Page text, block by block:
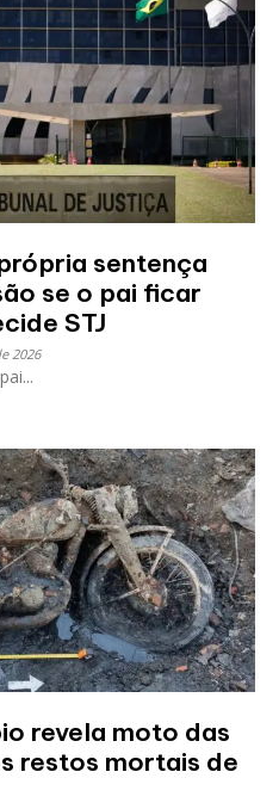
sentença
se o pai ficar
STJ
2026
revela moto das
restos mortais de